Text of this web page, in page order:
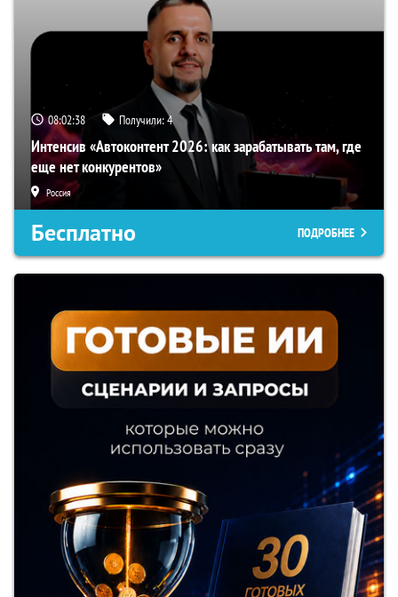
08:02:37 Получили:4
Интенсив «Автоконтент 2026: как зарабатывать там, где
еще нет конкурентов»
Россия
Бесплатно ПОДРОБНЕЕ